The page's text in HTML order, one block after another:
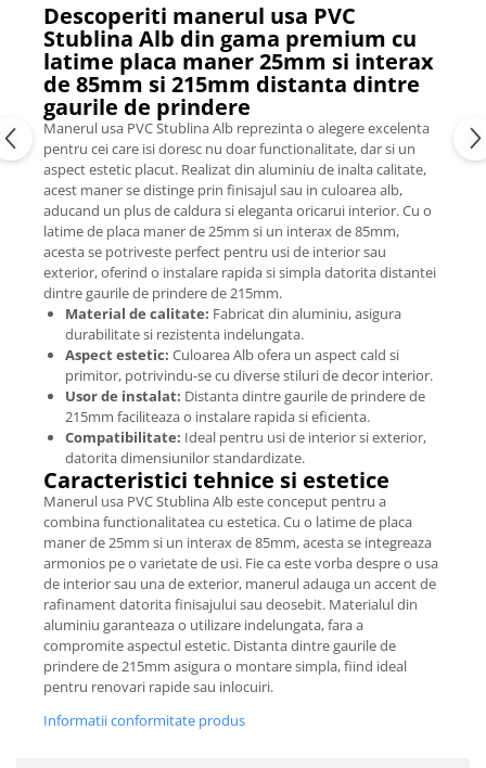
Descoperiti manerul usa PVC
Stublina Alb din gama premium cu
latime placa maner 25mm si interax
de 85mm si 215mm distanta dintre
gaurile de prindere
Manerul usa PVC Stublina Alb reprezinta o alegere excelenta
pentru cei care isi doresc nu doar functionalitate, dar si un
aspect estetic placut. Realizat din aluminiu de inalta calitate,
acest maner se distinge prin finisajul sau in culoarea alb,
aducand un plus de caldura si eleganta oricarui interior. Cu o
latime de placa maner de 25mm si un interax de 85mm,
acesta se potriveste perfect pentru usi de interior sau
exterior, oferind o instalare rapida si simpla datorita distantei
dintre gaurile de prindere de 215mm.
Material de calitate: Fabricat din aluminiu, asigura
durabilitate si rezistenta indelungata.
Aspect estetic: Culoarea Alb ofera un aspect cald si
primitor, potrivindu-se cu diverse stiluri de decor interior.
Usor de instalat: Distanta dintre gaurile de prindere de
215mm faciliteaza o instalare rapida si eficienta.
Compatibilitate: Ideal pentru usi de interior si exterior,
datorita dimensiunilor standardizate.
Caracteristici tehnice si estetice
Manerul usa PVC Stublina Alb este conceput pentru a
combina functionalitatea cu estetica. Cu o latime de placa
maner de 25mm si un interax de 85mm, acesta se integreaza
armonios pe o varietate de usi. Fie ca este vorba despre o usa
de interior sau una de exterior, manerul adauga un accent de
rafinament datorita finisajului sau deosebit. Materialul din
aluminiu garanteaza o utilizare indelungata, fara a
compromite aspectul estetic. Distanta dintre gaurile de
prindere de 215mm asigura o montare simpla, fiind ideal
pentru renovari rapide sau inlocuiri.
Informatii conformitate produs